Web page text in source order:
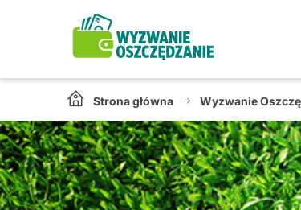
Strona główna Wyzwanie